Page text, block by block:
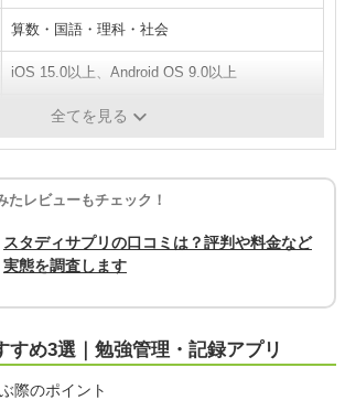
算数・国語・理科・社会
iOS 15.0以上、Android OS 9.0以上
全てを見る
たレビューもチェック！
スタディサプリの口コミは？評判や料金など
実態を調査します
め3選｜勉強管理・記録アプリ
際のポイント